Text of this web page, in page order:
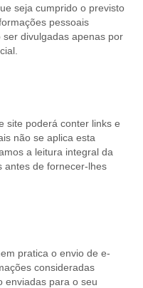
seja cumprido o previsto
pessoais
divulgadas apenas por
site poderá conter links e
não se aplica esta
a leitura integral da
antes de fornecer-lhes
pratica o envio de e-
consideradas
enviadas para o seu